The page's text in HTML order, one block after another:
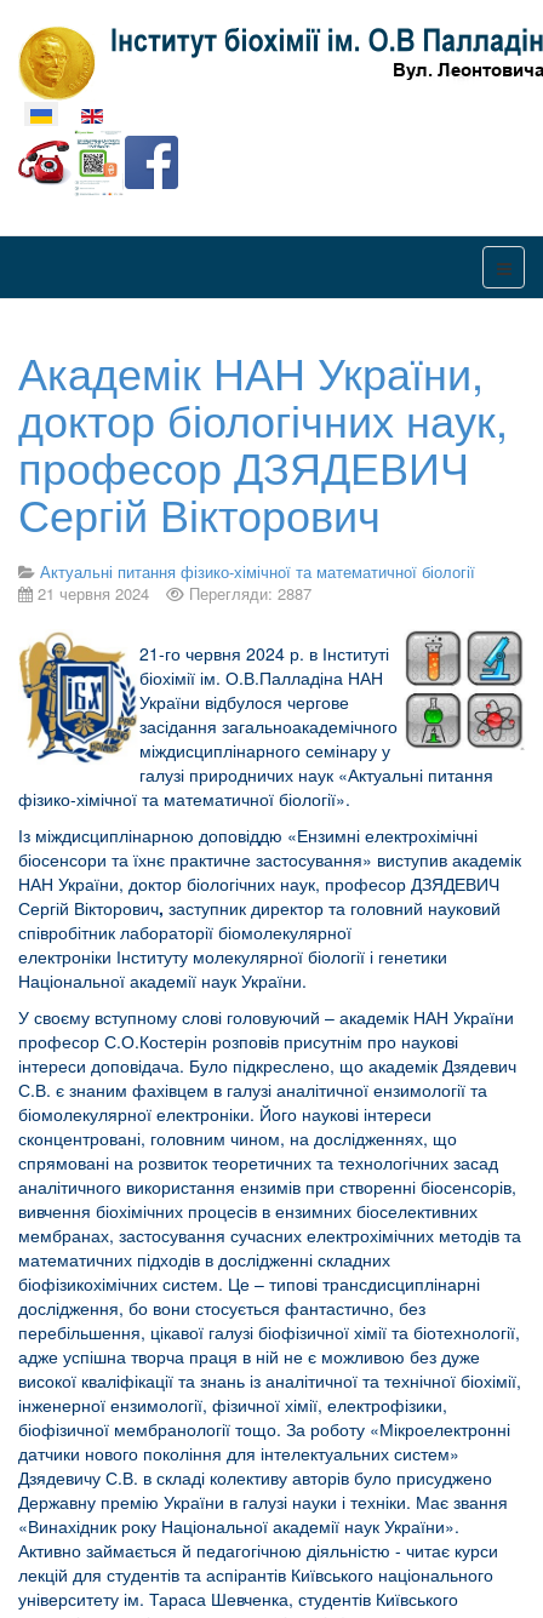
Оберіть свою мову
Академік НАН України,
доктор біологічних наук,
професор ДЗЯДЕВИЧ
Сергій Вікторович
Актуальні питання фізико-хімічної та математичної біології
21 червня 2024
Перегляди: 2887
21-го червня 2024 р. в Інституті
біохімії ім. О.В.Палладіна НАН
України відбулося чергове
засідання загальноакадемічного
міждисциплінарного семінару у
галузі природничих наук «Актуальні питання
фізико-хімічної та математичної біології».
Із міждисциплінарною доповіддю «Ензимні електрохімічні
біосенсори та їхнє практичне застосування» виступив академік
НАН України, доктор біологічних наук, професор ДЗЯДЕВИЧ
Сергій Вікторович, заступник директор та головний науковий
співробітник лабораторії біомолекулярної
електроніки Інституту молекулярної біології і генетики
Національної академії наук України.
У своєму вступному слові головуючий – академік НАН України
професор С.О.Костерін розповів присутнім про наукові
інтереси доповідача. Було підкреслено, що академік Дзядевич
С.В. є знаним фахівцем в галузі аналітичної ензимології та
біомолекулярної електроніки. Його наукові інтереси
сконцентровані, головним чином, на дослідженнях, що
спрямовані на розвиток теоретичних та технологічних засад
аналітичного використання ензимів при створенні біосенсорів,
вивчення біохімічних процесів в ензимних біоселективних
мембранах, застосування сучасних електрохімічних методів та
математичних підходів в дослідженні складних
біофізикохімічних систем. Це – типові трансдисциплінарні
дослідження, бо вони стосується фантастично, без
перебільшення, цікавої галузі біофізичної хімії та біотехнології,
адже успішна творча праця в ній не є можливою без дуже
високої кваліфікації та знань із аналітичної та технічної біохімії,
інженерної ензимології, фізичної хімії, електрофізики,
біофізичної мембранології тощо. За роботу «Мікроелектронні
датчики нового покоління для інтелектуальних систем»
Дзядевичу С.В. в складі колективу авторів було присуджено
Державну премію України в галузі науки і техніки. Має звання
«Винахідник року Національної академії наук України».
Активно займається й педагогічною діяльністю - читає курси
лекцій для студентів та аспірантів Київського національного
університету ім. Тараса Шевченка, студентів Київського